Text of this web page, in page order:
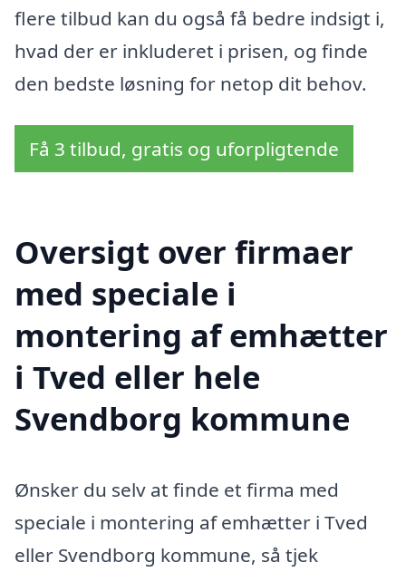
flere tilbud kan du også få bedre indsigt i,
hvad der er inkluderet i prisen, og finde
den bedste løsning for netop dit behov.
Få 3 tilbud, gratis og uforpligtende
Oversigt over firmaer
med speciale i
montering af emhætter
i Tved eller hele
Svendborg kommune
Ønsker du selv at finde et firma med
speciale i montering af emhætter i Tved
eller Svendborg kommune, så tjek